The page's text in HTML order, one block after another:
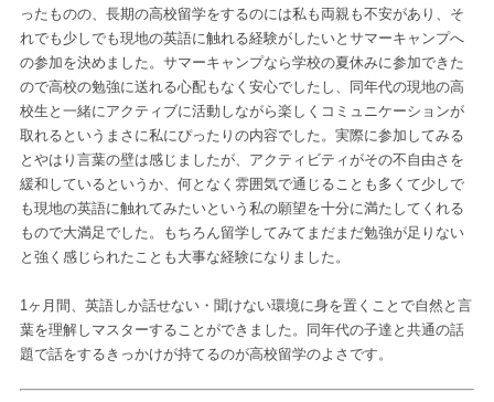
ったものの、長期の高校留学をするのには私も両親も不安があり、そ
れでも少しでも現地の英語に触れる経験がしたいとサマーキャンプへ
の参加を決めました。サマーキャンプなら学校の夏休みに参加できた
ので高校の勉強に送れる心配もなく安心でしたし、同年代の現地の高
校生と一緒にアクティブに活動しながら楽しくコミュニケーションが
取れるというまさに私にぴったりの内容でした。実際に参加してみる
とやはり言葉の壁は感じましたが、アクティビティがその不自由さを
緩和しているというか、何となく雰囲気で通じることも多くて少しで
も現地の英語に触れてみたいという私の願望を十分に満たしてくれる
もので大満足でした。もちろん留学してみてまだまだ勉強が足りない
と強く感じられたことも大事な経験になりました。
1ヶ月間、英語しか話せない・聞けない環境に身を置くことで自然と言
葉を理解しマスターすることができました。同年代の子達と共通の話
題で話をするきっかけが持てるのが高校留学のよさです。